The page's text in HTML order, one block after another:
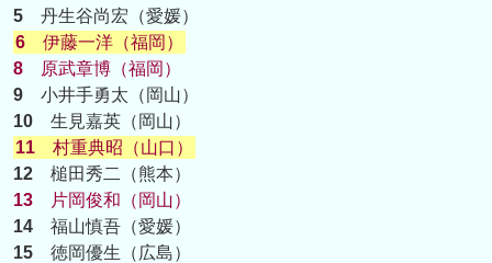
5 丹生谷尚宏（愛媛）
6 伊藤一洋（福岡）
8 原武章博（福岡）
9 小井手勇太（岡山）
10 生見嘉英（岡山）
11 村重典昭（山口）
12 槌田秀二（熊本）
13 片岡俊和（岡山）
14 福山慎吾（愛媛）
15 徳岡優生（広島）